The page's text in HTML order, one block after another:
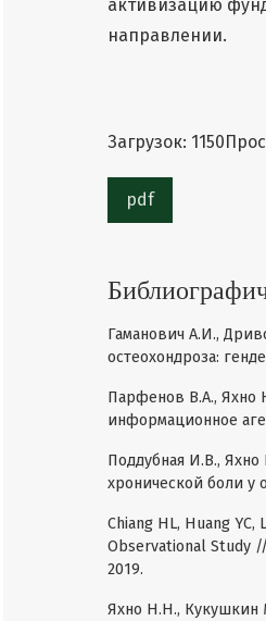
активизацию
направлении.
Загрузок: 1150
pdf
Гаманович А.И.,
остеохондроза:
Парфенов В.А., Яхно
информационное
Поддубная И.В.,
хронической боли у
Chiang HL, Huang
Observational Study
2019.
Яхно Н.Н., Кукушкин